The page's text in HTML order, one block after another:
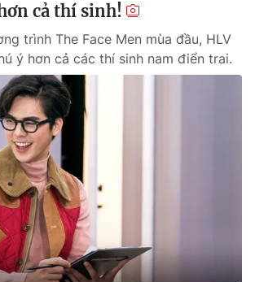
cả thí sinh!
trình The Face Men mùa đầu, HLV
ý hơn cả các thí sinh nam điển trai.